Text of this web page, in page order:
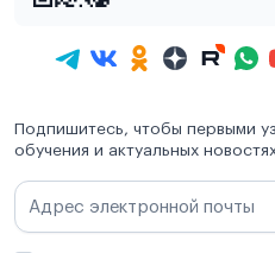
Подпишитесь, чтобы первыми
обучения и актуальных